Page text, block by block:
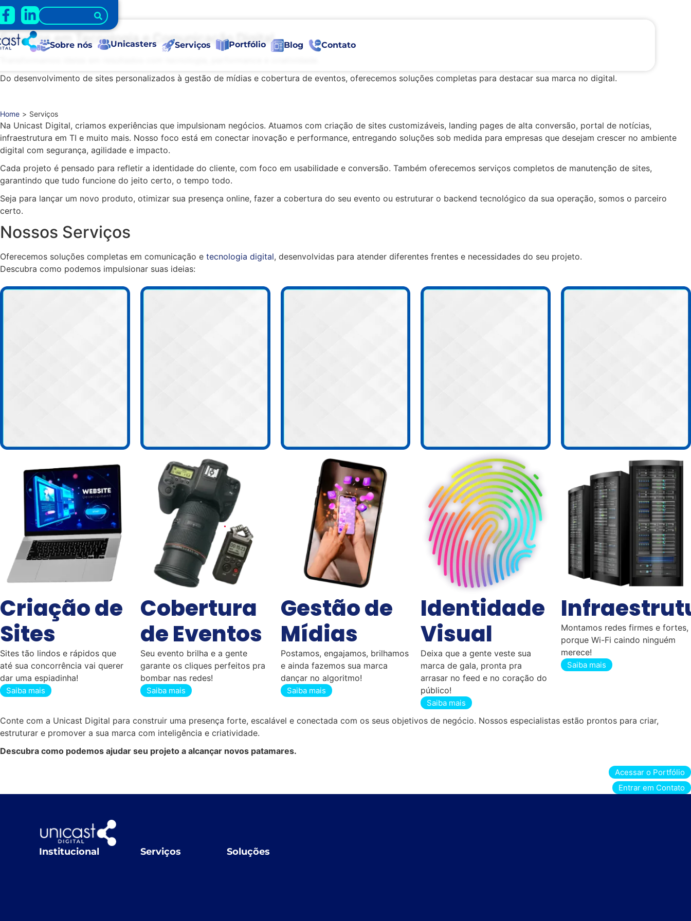
Sobre nós Unicasters Serviços Portfólio Blog Contato
Serviços
Serviços em Tecnologia e Comunicação Digital
Do desenvolvimento de sites personalizados à gestão de mídias e cobertura de eventos, oferecemos soluções completas para destacar sua marca no digital.
Home > Serviços
Na Unicast Digital, criamos experiências que impulsionam negócios. Atuamos com criação de sites customizáveis, landing pages de alta conversão, portal de notícias,
infraestrutura em TI e muito mais. Nosso foco está em conectar inovação e performance, entregando soluções sob medida para empresas que desejam crescer no ambiente
digital com segurança, agilidade e impacto.
Cada projeto é pensado para refletir a identidade do cliente, com foco em usabilidade e conversão. Também oferecemos serviços completos de manutenção de sites,
garantindo que tudo funcione do jeito certo, o tempo todo.
Seja para lançar um novo produto, otimizar sua presença online, fazer a cobertura do seu evento ou estruturar o backend tecnológico da sua operação, somos o parceiro
certo.
Nossos Serviços
Oferecemos soluções completas em comunicação e tecnologia digital, desenvolvidas para atender diferentes frentes e necessidades do seu projeto.
Descubra como podemos impulsionar suas ideias:
Criação de
Sites
Sites tão lindos e rápidos que
até sua concorrência vai querer
dar uma espiadinha!
Saiba mais
Cobertura
de Eventos
Seu evento brilha e a gente
garante os cliques perfeitos pra
bombar nas redes!
Saiba mais
Gestão de
Mídias
Postamos, engajamos, brilhamos
e ainda fazemos sua marca
dançar no algoritmo!
Saiba mais
Identidade
Visual
Deixa que a gente veste sua
marca de gala, pronta pra
arrasar no feed e no coração do
público!
Saiba mais
Montamos redes firmes e fortes,
porque Wi-Fi caindo ninguém
merece!
Saiba mais
Conte com a Unicast Digital para construir uma presença forte, escalável e conectada com os seus objetivos de negócio. Nossos especialistas estão prontos para criar,
estruturar e promover a sua marca com inteligência e criatividade.
Descubra como podemos ajudar seu projeto a alcançar novos patamares.
Acessar o Portfólio
Entrar em Contato
Institucional Serviços Soluções